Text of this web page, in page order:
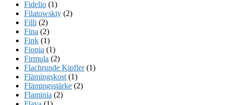
Fidelio (1)
Filatowskiy (2)
Filli (2)
Fina (2)
Fink (1)
Fionia (1)
Firmula (2)
Flachrunde Kipfler(1)
Flämingskost (1)
Flämingsstärke (2)
Flaminia (2)